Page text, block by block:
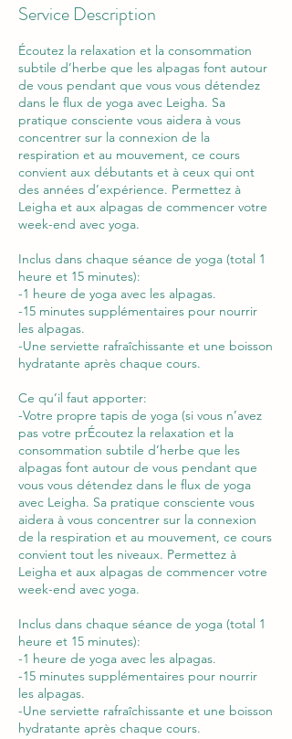
Service Description
Écoutez la relaxation et la consommation
subtile d’herbe que les alpagas font autour
de vous pendant que vous vous détendez
dans le flux de yoga avec Leigha. Sa
pratique consciente vous aidera à vous
concentrer sur la connexion de la
respiration et au mouvement, ce cours
convient aux débutants et à ceux qui ont
des années d’expérience. Permettez à
Leigha et aux alpagas de commencer votre
week-end avec yoga.
Inclus dans chaque séance de yoga (total 1
heure et 15 minutes):
-1 heure de yoga avec les alpagas.
-15 minutes supplémentaires pour nourrir
les alpagas.
-Une serviette rafraîchissante et une boisson
hydratante après chaque cours.
Ce qu’il faut apporter:
-Votre propre tapis de yoga (si vous n’avez
pas votre prÉcoutez la relaxation et la
consommation subtile d’herbe que les
alpagas font autour de vous pendant que
vous vous détendez dans le flux de yoga
avec Leigha. Sa pratique consciente vous
aidera à vous concentrer sur la connexion
de la respiration et au mouvement, ce cours
convient tout les niveaux. Permettez à
Leigha et aux alpagas de commencer votre
week-end avec yoga.
Inclus dans chaque séance de yoga (total 1
heure et 15 minutes):
-1 heure de yoga avec les alpagas.
-15 minutes supplémentaires pour nourrir
les alpagas.
-Une serviette rafraîchissante et une boisson
hydratante après chaque cours.